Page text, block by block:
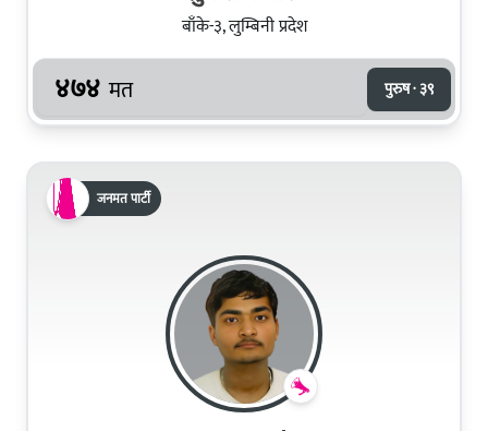
बाँके-३, लुम्बिनी प्रदेश
४७४ मत पुरुष · ३९
जनमत पार्टी